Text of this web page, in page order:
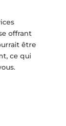
offrant
être
ce qui